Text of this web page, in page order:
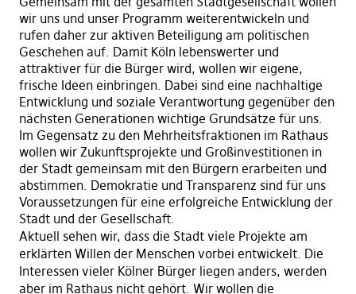
wir uns und unser Programm weiterentwickeln und
rufen daher zur aktiven Beteiligung am politischen
Geschehen auf. Damit Köln lebenswerter und
attraktiver für die Bürger wird, wollen wir eigene,
frische Ideen einbringen. Dabei sind eine nachhaltige
Entwicklung und soziale Verantwortung gegenüber den
nächsten Generationen wichtige Grundsätze für uns.
Im Gegensatz zu den Mehrheitsfraktionen im Rathaus
wollen wir Zukunftsprojekte und Großinvestitionen in
der Stadt gemeinsam mit den Bürgern erarbeiten und
abstimmen. Demokratie und Transparenz sind für uns
Voraussetzungen für eine erfolgreiche Entwicklung der
Stadt und der Gesellschaft.
Aktuell sehen wir, dass die Stadt viele Projekte am
erklärten Willen der Menschen vorbei entwickelt. Die
Interessen vieler Kölner Bürger liegen anders, werden
aber im Rathaus nicht gehört. Wir wollen die